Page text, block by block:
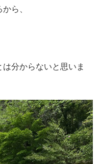
ら、
分からないと思いま